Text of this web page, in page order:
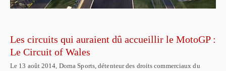
Les circuits qui auraient dû accueillir le MotoGP :
Le Circuit of Wales
Le 13 août 2014, Dorna Sports, détenteur des droits commerciaux du